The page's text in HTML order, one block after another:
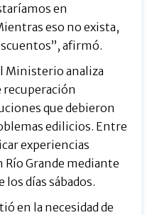
en
eso no exista,
afirmó.
Ministerio analiza
que debieron
edilicios. Entre
experiencias
Río Grande mediante
días sábados.
en la necesidad de